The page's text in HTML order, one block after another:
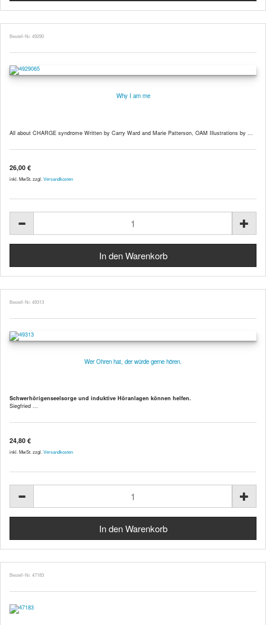
Bestell-Nr. 49290
Why I am me
All about CHARGE syndrome Written by Carry Ward and Marie Patterson, OAM Illustrations by ...
26,00 €
inkl. MwSt. zzgl. Versandkosten
Bestell-Nr. 49313
Wer Ohren hat, der würde gerne hören.
Schwerhörigenseelsorge und induktive Höranlagen können helfen.
Siegfried ...
24,80 €
inkl. MwSt. zzgl. Versandkosten
Bestell-Nr. 47183